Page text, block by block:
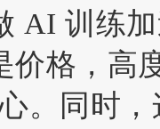
AI 训练
价格，高
。同时